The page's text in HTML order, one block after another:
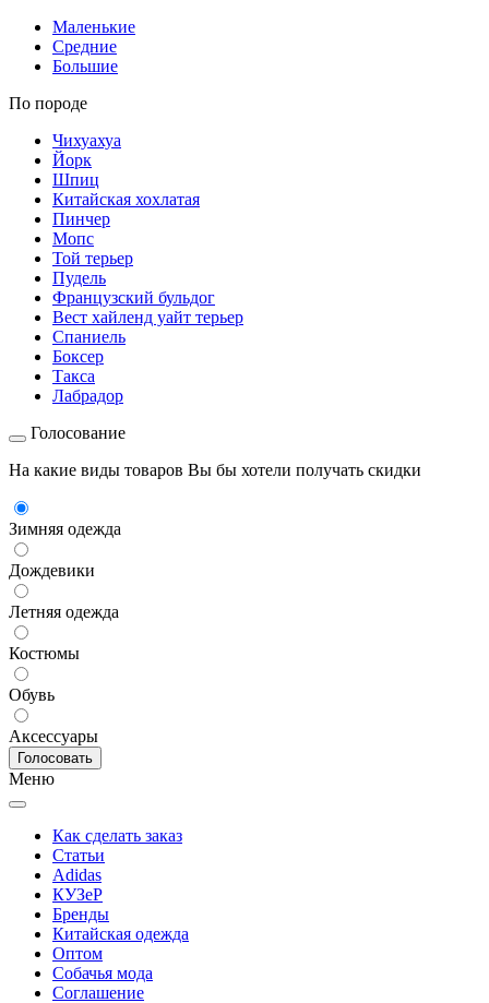
Маленькие
Средние
Большие
По породе
Чихуахуа
Йорк
Шпиц
Китайская хохлатая
Пинчер
Мопс
Той терьер
Пудель
Французский бульдог
Вест хайленд уайт терьер
Спаниель
Боксер
Такса
Лабрадор
Голосование
На какие виды товаров Вы бы хотели получать скидки
Зимняя одежда
Дождевики
Летняя одежда
Костюмы
Обувь
Аксессуары
Меню
Как сделать заказ
Статьи
Adidas
КУЗеР
Бренды
Китайская одежда
Оптом
Собачья мода
Соглашение